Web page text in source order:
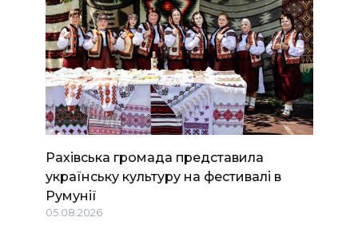
Рахівська громада представила
українську культуру на фестивалі в
Румунії
05.08.2026